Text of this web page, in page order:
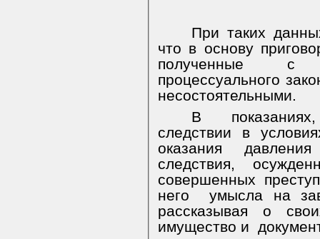
При таких
что в основу
полученные с
процессуального
несостоятельными.
В
следствии в
оказания
следствия,
совершенных
него
умысла на
рассказывая о
имущество и